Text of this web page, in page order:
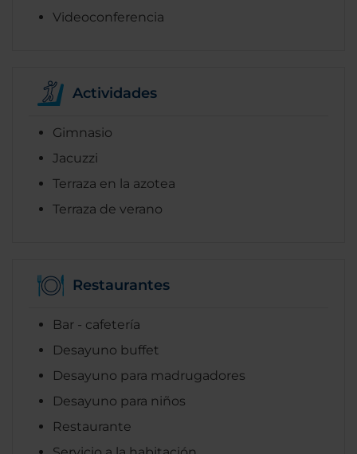
Videoconferencia
Actividades
Gimnasio
Jacuzzi
Terraza en la azotea
Terraza de verano
Restaurantes
Bar - cafetería
Desayuno buffet
Desayuno para madrugadores
Desayuno para niños
Restaurante